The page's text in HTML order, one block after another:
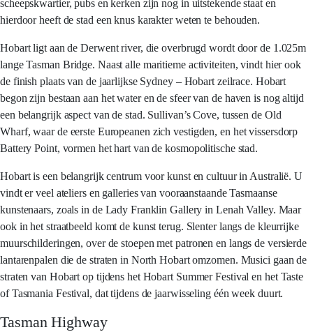
scheepskwartier, pubs en kerken zijn nog in uitstekende staat en
hierdoor heeft de stad een knus karakter weten te behouden.
Hobart ligt aan de Derwent river, die overbrugd wordt door de 1.025m
lange Tasman Bridge. Naast alle maritieme activiteiten, vindt hier ook
de finish plaats van de jaarlijkse Sydney – Hobart zeilrace. Hobart
begon zijn bestaan aan het water en de sfeer van de haven is nog altijd
een belangrijk aspect van de stad. Sullivan’s Cove, tussen de Old
Wharf, waar de eerste Europeanen zich vestigden, en het vissersdorp
Battery Point, vormen het hart van de kosmopolitische stad.
Hobart is een belangrijk centrum voor kunst en cultuur in Australië. U
vindt er veel ateliers en galleries van vooraanstaande Tasmaanse
kunstenaars, zoals in de Lady Franklin Gallery in Lenah Valley. Maar
ook in het straatbeeld komt de kunst terug. Slenter langs de kleurrijke
muurschilderingen, over de stoepen met patronen en langs de versierde
lantarenpalen die de straten in North Hobart omzomen. Musici gaan de
straten van Hobart op tijdens het Hobart Summer Festival en het Taste
of Tasmania Festival, dat tijdens de jaarwisseling één week duurt.
Tasman Highway